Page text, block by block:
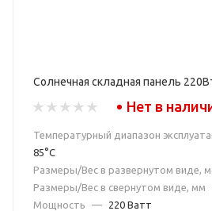
Солнечная складная панель
Нет в
Температурный диапазон
85°C
Размеры/Вес в развернутом виде,
Размеры/Вес в свернутом виде, мм
Мощность
—
220 Ватт